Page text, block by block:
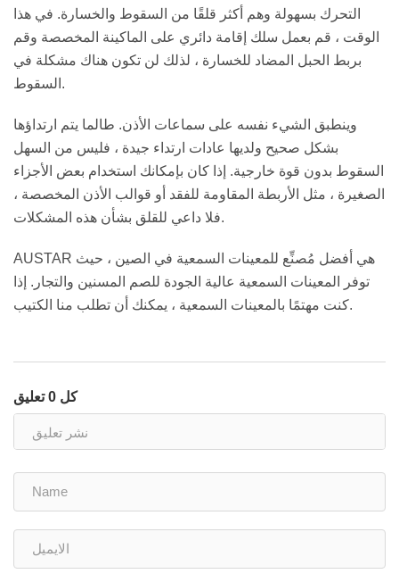
التحرك بسهولة وهم أكثر قلقًا من السقوط والخسارة. في هذا
الوقت ، قم بعمل سلك إقامة دائري على الماكينة المخصصة وقم
بربط الحبل المضاد للخسارة ، لذلك لن تكون هناك مشكلة في
السقوط.
وينطبق الشيء نفسه على سماعات الأذن. طالما يتم ارتداؤها
بشكل صحيح ولديها عادات ارتداء جيدة ، فليس من السهل
السقوط بدون قوة خارجية. إذا كان بإمكانك استخدام بعض الأجزاء
الصغيرة ، مثل الأربطة المقاومة للفقد أو قوالب الأذن المخصصة ،
فلا داعي للقلق بشأن هذه المشكلات.
AUSTAR هي أفضل مُصنِّع للمعينات السمعية في الصين ، حيث
توفر المعينات السمعية عالية الجودة للصم المسنين والتجار. إذا
كنت مهتمًا بالمعينات السمعية ، يمكنك أن تطلب منا الكتيب.
كل 0 تعليق